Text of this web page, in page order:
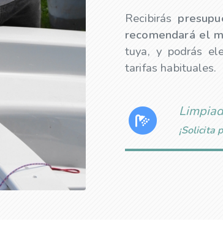
Recibirás
recomendará el
tuya, y podrás
tarifas habituales.
¡Solicita